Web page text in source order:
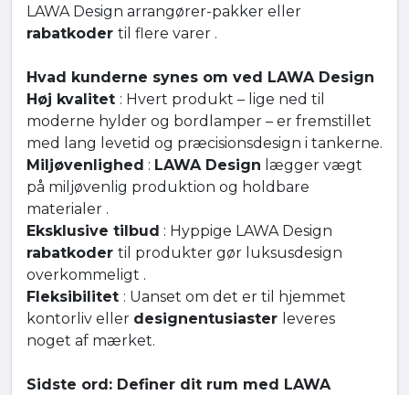
LAWA Design arrangører-pakker eller
rabatkoder til flere varer .
Hvad kunderne synes om ved LAWA Design
Høj kvalitet : Hvert produkt – lige ned til
moderne hylder og bordlamper – er fremstillet
med lang levetid og præcisionsdesign i tankerne.
Miljøvenlighed : LAWA Design lægger vægt
på miljøvenlig produktion og holdbare
materialer .
Eksklusive tilbud : Hyppige LAWA Design
rabatkoder til produkter gør luksusdesign
overkommeligt .
Fleksibilitet : Uanset om det er til hjemmet
kontorliv eller designentusiaster leveres
noget af mærket.
Sidste ord: Definer dit rum med LAWA